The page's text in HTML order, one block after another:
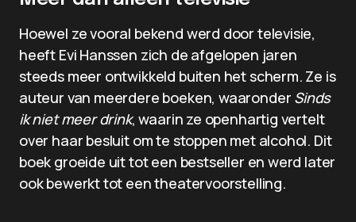
Hoewel ze vooral bekend werd door televisie,
heeft Evi Hanssen zich de afgelopen jaren
steeds meer ontwikkeld buiten het scherm. Ze is
auteur van meerdere boeken, waaronder Sinds
ik niet meer drink, waarin ze openhartig vertelt
over haar besluit om te stoppen met alcohol. Dit
boek groeide uit tot een bestseller en werd later
ook bewerkt tot een theatervoorstelling.